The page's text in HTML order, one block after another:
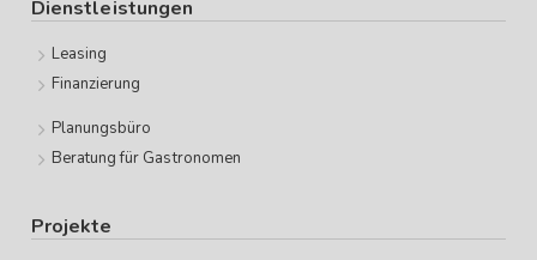
Dienstleistungen
Leasing
Finanzierung
Planungsbüro
Beratung für Gastronomen
Projekte